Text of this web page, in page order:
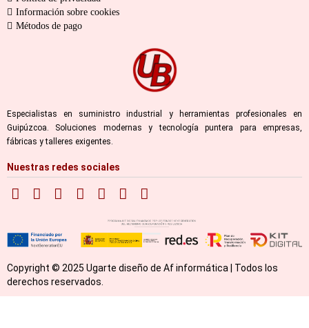
Información sobre cookies
Métodos de pago
Especialistas en suministro industrial y herramientas profesionales en
Guipúzcoa. Soluciones modernas y tecnología puntera para empresas,
fábricas y talleres exigentes.
Nuestras redes sociales
Copyright © 2025 Ugarte diseño de Af informática | Todos los
derechos reservados.